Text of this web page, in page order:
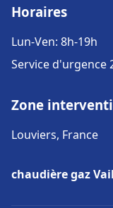
Horaires
Lun-Ven: 8h-19h
Service d'urgence
Zone
Louviers, France
chaudière gaz